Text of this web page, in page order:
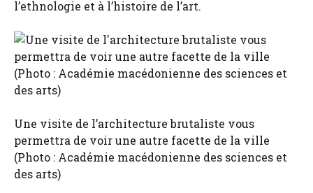
l’ethnologie et à l’histoire de l’art.
Une visite de l’architecture brutaliste vous
permettra de voir une autre facette de la ville
(Photo : Académie macédonienne des sciences et
des arts)